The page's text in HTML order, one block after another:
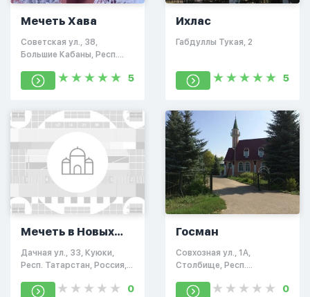
Мечеть Хава
Советская ул., 38,
Большие Кабаны, Респ.
5
Ихлас
Габдуллы Тукая, 2
5
Мечеть в Новых
Салмачах
Дачная ул., 33, Куюки,
Респ. Татарстан, Россия,
0
Госман
Совхозная ул., 1А,
Столбище, Респ.
422624
0